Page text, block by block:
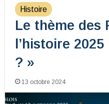
Histoire
Le thème des
l’histoire
? »
13 octobre 2024